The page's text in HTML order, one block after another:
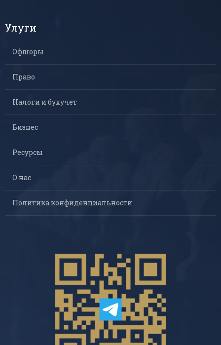
Улуги
Офшоры
Право
Налоги и бухучет
Бизнес
Ресурсы
О нас
Политика конфиденциальности